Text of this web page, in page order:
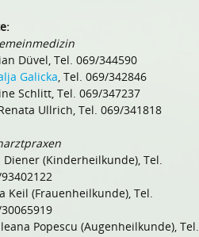
Düvel, Tel. 069/344590
Galicka, Tel. 069/342846
Schlitt, Tel. 069/347237
Ullrich, Tel. 069/341818
Diener (Kinderheilkunde), Tel.
Keil (Frauenheilkunde), Tel.
Popescu (Augenheilkunde), Tel.